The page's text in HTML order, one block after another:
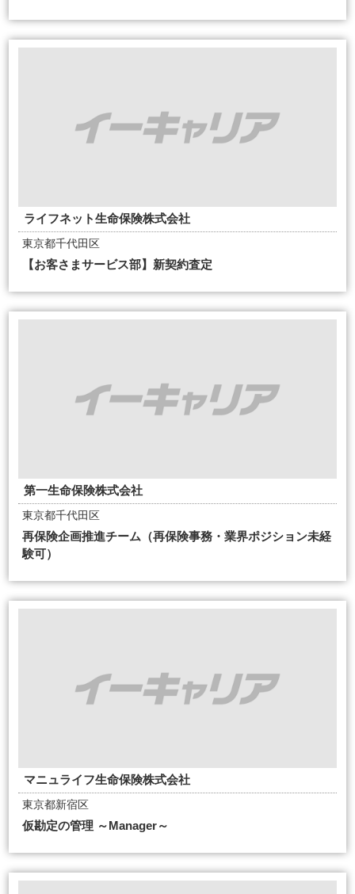
ライフネット生命保険株式会社
東京都千代田区
【お客さまサービス部】新契約査定
第一生命保険株式会社
東京都千代田区
再保険企画推進チーム（再保険事務・業界ポジション未経
験可）
マニュライフ生命保険株式会社
東京都新宿区
仮勘定の管理 ～Manager～